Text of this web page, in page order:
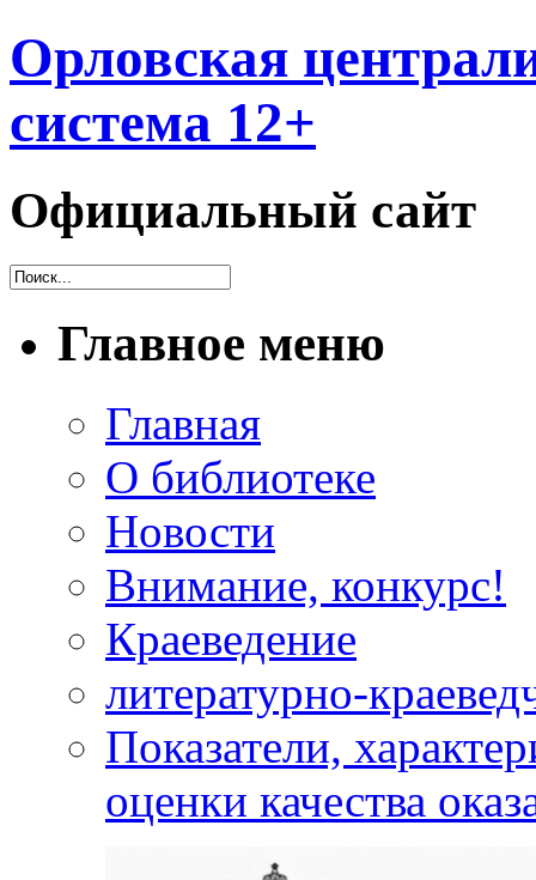
Орловская
система 12+
Официальный сайт
Главное меню
Главная
О библиотеке
Новости
Внимание, конкурс!
Краеведение
литературно-
Показатели,
оценки качества